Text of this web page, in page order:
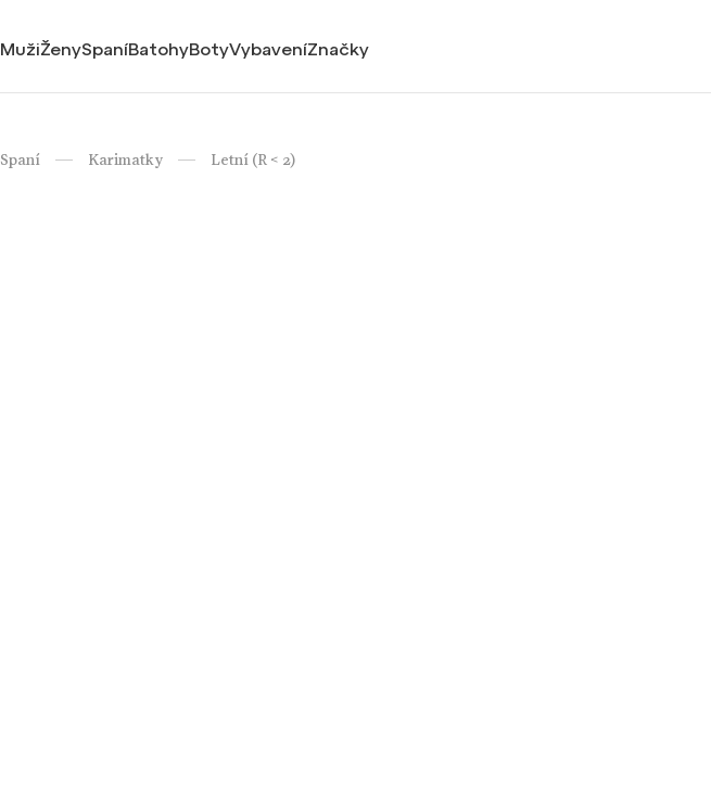
MužiŽenySpaníBatohyBotyVybaveníZnačky
Spaní / Karimatky / Letní (R < 2)